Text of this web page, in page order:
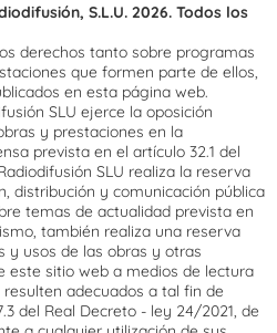
S.L.U. 2026. Todos los
derechos tanto sobre programas
que formen parte de ellos,
en esta página web.
SLU ejerce la oposición
y prestaciones en la
prevista en el artículo 32.1 del
SLU realiza la reserva
distribución y comunicación pública
temas de actualidad prevista en
también realiza una reserva
y usos de las obras y otras
este sitio web a medios de lectura
adecuados a tal fin de
del Real Decreto - ley 24/2021, de